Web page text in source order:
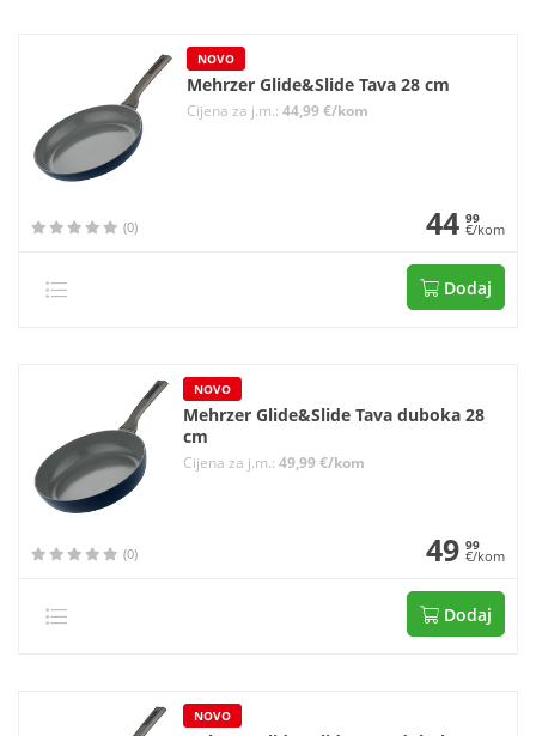
NOVO
Mehrzer Glide&Slide Tava 28 cm
Cijena za j.m.: 44,99 €/kom
(0) 44 99
€/kom
Dodaj
NOVO
Mehrzer Glide&Slide Tava duboka 28
cm
Cijena za j.m.: 49,99 €/kom
(0) 49 99
€/kom
Dodaj
NOVO